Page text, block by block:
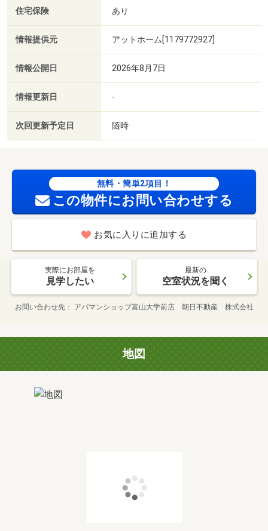
住宅保険 あり
情報提供元 アットホーム[1179772927]
情報公開日 2026年8月7日
情報更新日 -
次回更新予定日 随時
無料・簡単2項目！
この物件にお問い合わせする
お気に入りに追加する
実際にお部屋を
見学したい
最新の
空室状況を聞く
お問い合わせ先 アパマンショップ富山大学前店 朝日不動産 株式会社
地図